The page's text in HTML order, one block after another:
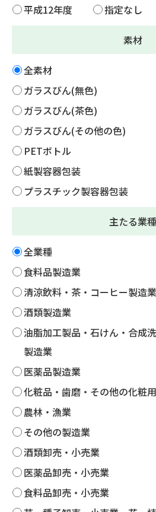
平成12年度
指定なし
素材
全素材
ガラスびん(無色)
ガラスびん(茶色)
ガラスびん(その他の色)
PETボトル
紙製容器包装
プラスチック製容器包装
主たる業種
全業種
食料品製造業
清涼飲料・茶・コーヒー製造業
酒類製造業
油脂加工製品・石けん・合成
製造業
医薬品製造業
化粧品・歯磨・その他の化粧
農林・漁業
その他の製造業
酒類卸売・小売業
医薬品卸売・小売業
食料品卸売・小売業